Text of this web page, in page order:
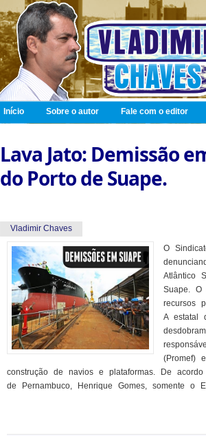
Início Sobre o autor Fale com o editor
Lava Jato: Demissão
do Porto de Suape.
Vladimir Chaves
O
Atlântico
Suape. O
recursos
A estatal
(Promef)
construção de navios e plataformas. De
de Pernambuco, Henrique Gomes, somente o